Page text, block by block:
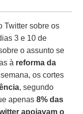
Twitter sobre os
3 e 10 de
o assunto se
à reforma da
os cortes
, segundo
apenas8% das
apoiavam o